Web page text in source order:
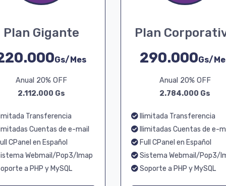
Plan Gigante
Gs/Mes
Anual 20% OFF
2.112.000 Gs
Transferencia
Cuentas de e-mail
CPanel en Español
Webmail/Pop3/Imap
a PHP y MySQL
Plan
290.000Gs/
Anual 20% OFF
2.784.000 Gs
Ilimitada Transferencia
Ilimitadas Cuentas de e-
Full CPanel en Español
Sistema Webmail/Pop3/
Soporte a PHP y MySQL